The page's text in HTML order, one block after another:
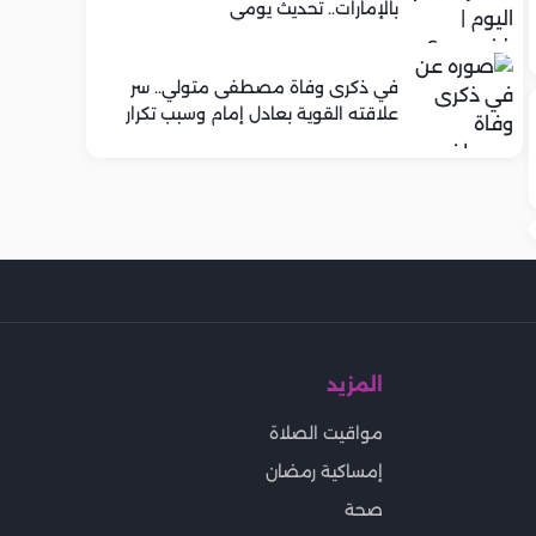
بالإمارات.. تحديث يومي
في ذكرى وفاة مصطفى متولي.. سر
علاقته القوية بعادل إمام وسبب تكرار
المزيد
مواقيت الصلاة
إمساكية رمضان
صحة